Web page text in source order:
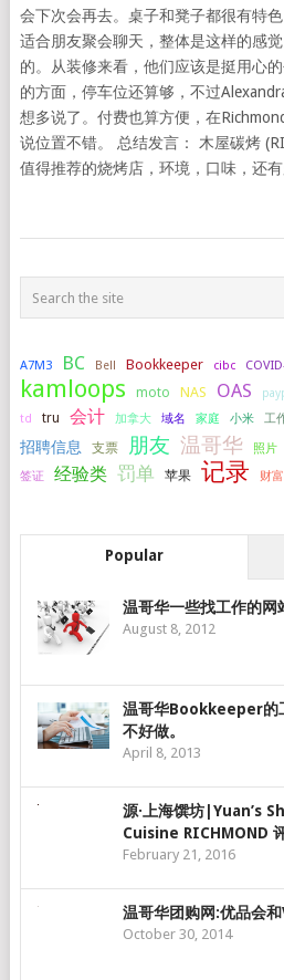
会下次会再去。桌子和凳子都很有特
适合朋友聚会聊天，整体是这样的感
的。从装修来看，他们应该是挺用心
的方面，停车位还算够，不过
想多说了。付费也算方便，在
说位置不错。 总结发言： 木屋碳烤
值得推荐的烧烤店，环境，口味，还有
A7M3 BC Bell Bookkeeper cibc
kamloops moto NAS OAS
td
tru 会计 加拿大 域名 家庭 小米 工
招聘信息
支票 朋友 温哥华 照片
签证 经验类 罚单 苹果 记录 财富
Popular
温哥华一些找工作的网
August 8, 2012
温哥华Bookkeeper的
不好做。
April 8, 2013
源·上海馔坊|Yuan’s
Cuisine RICHMOND
February 21, 2016
温哥华团购网:优品会
October 30, 2014